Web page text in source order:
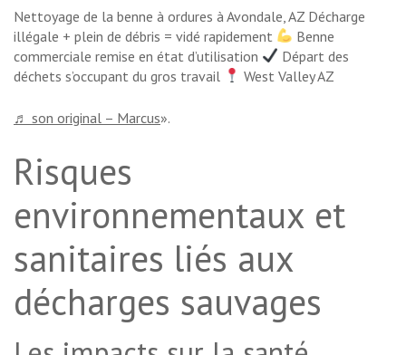
Nettoyage de la benne à ordures à Avondale, AZ Décharge
illégale + plein de débris = vidé rapidement
Benne
commerciale remise en état d’utilisation
Départ des
déchets s’occupant du gros travail
West Valley AZ
♬ son original – Marcus».
Risques
environnementaux et
sanitaires liés aux
décharges sauvages